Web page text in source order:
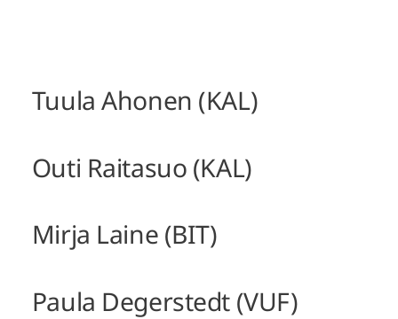
Tuula Ahonen (KAL)
Outi Raitasuo (KAL)
Mirja Laine (BIT)
Paula Degerstedt (VUF)